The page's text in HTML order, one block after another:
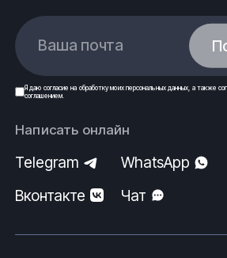
Ваша почта
Я даю согласие на обработку моих персональных данных , а также
соглашением.
Написать онлайн
Telegram
WhatsApp
Вконтакте
Чат